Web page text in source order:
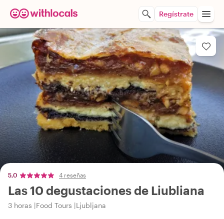
Regístrate
5,0 4 reseñas
Las 10 degustaciones de Liubliana
3 horas Food Tours Ljubljana